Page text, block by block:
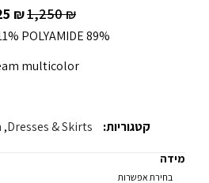
1,250₪
₪
89% COTON 11% POLYAMIDE
multicolor
קטגוריות: Dresses & Skirts
,
מידה